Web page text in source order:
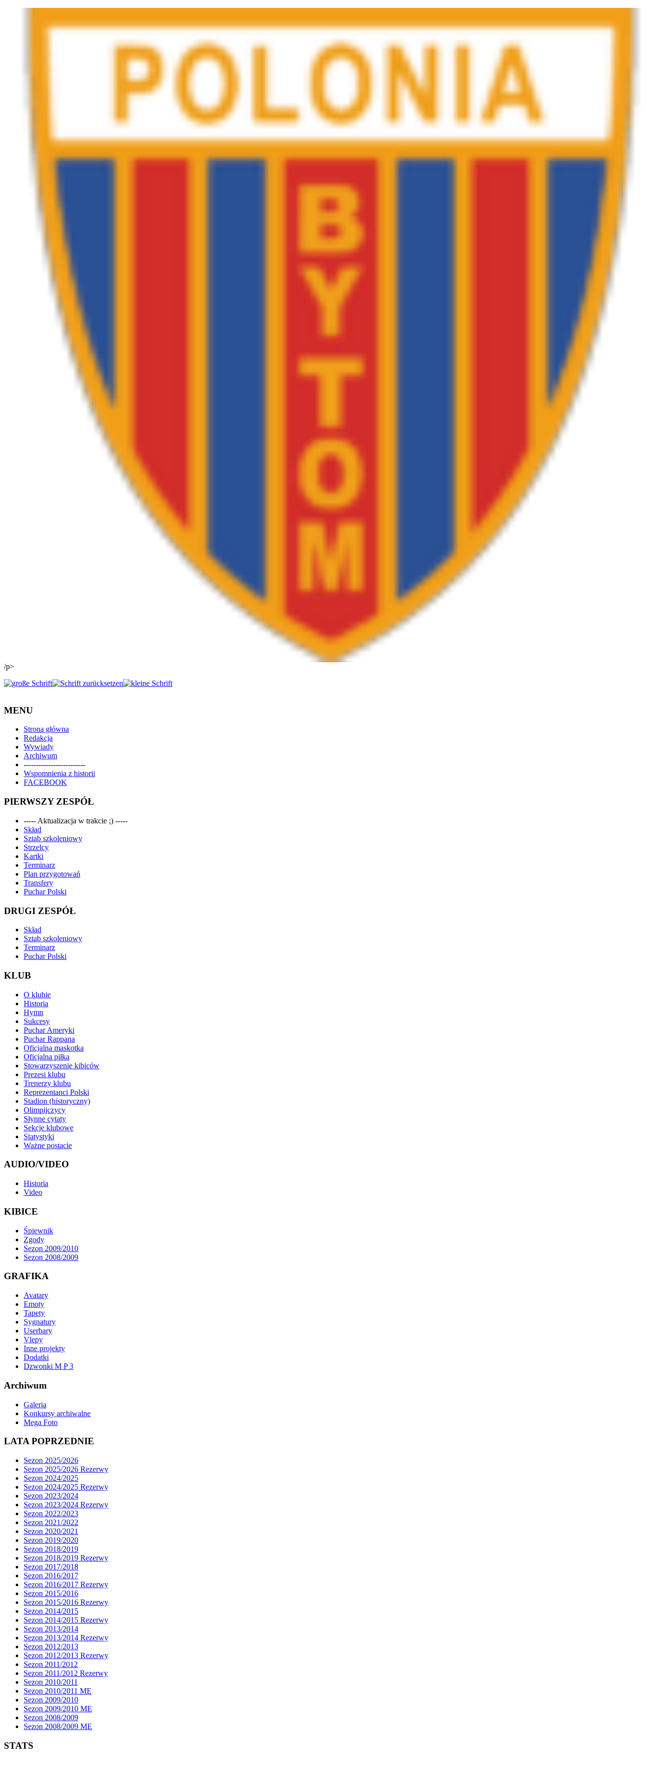
/p>
MENU
Strona główna
Redakcja
Wywiady
Archiwum
-------------------------
Wspomnienia z historii
FACEBOOK
PIERWSZY ZESPÓŁ
----- Aktualizacja w trakcie ;) -----
Skład
Sztab szkoleniowy
Strzelcy
Kartki
Terminarz
Plan przygotowań
Transfery
Puchar Polski
DRUGI ZESPÓŁ
Skład
Sztab szkoleniowy
Terminarz
Puchar Polski
KLUB
O klubie
Historia
Hymn
Sukcesy
Puchar Ameryki
Puchar Rappana
Oficjalna maskotka
Oficjalna piłka
Stowarzyszenie kibiców
Prezesi klubu
Trenerzy klubu
Reprezentanci Polski
Stadion (historyczny)
Olimpijczycy
Słynne cytaty
Sekcje klubowe
Statystyki
Ważne postacie
AUDIO/VIDEO
Historia
Video
KIBICE
Śpiewnik
Zgody
Sezon 2009/2010
Sezon 2008/2009
GRAFIKA
Avatary
Emoty
Tapety
Sygnatury
Userbary
Vlepy
Inne projekty
Dodatki
Dzwonki M P 3
Archiwum
Galeria
Konkursy archiwalne
Mega Foto
LATA POPRZEDNIE
Sezon 2025/2026
Sezon 2025/2026 Rezerwy
Sezon 2024/2025
Sezon 2024/2025 Rezerwy
Sezon 2023/2024
Sezon 2023/2024 Rezerwy
Sezon 2022/2023
Sezon 2021/2022
Sezon 2020/2021
Sezon 2019/2020
Sezon 2018/2019
Sezon 2018/2019 Rezerwy
Sezon 2017/2018
Sezon 2016/2017
Sezon 2016/2017 Rezerwy
Sezon 2015/2016
Sezon 2015/2016 Rezerwy
Sezon 2014/2015
Sezon 2014/2015 Rezerwy
Sezon 2013/2014
Sezon 2013/2014 Rezerwy
Sezon 2012/2013
Sezon 2012/2013 Rezerwy
Sezon 2011/2012
Sezon 2011/2012 Rezerwy
Sezon 2010/2011
Sezon 2010/2011 ME
Sezon 2009/2010
Sezon 2009/2010 ME
Sezon 2008/2009
Sezon 2008/2009 ME
STATS